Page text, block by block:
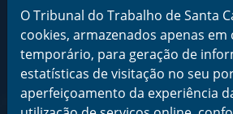
Horário de
De segunda a sexta-feira das 12
Telefone: (48) 3216-
Links Rápidos
O Tribunal do Trabalho de Santa
cookies, armazenados apenas em
temporário, para geração de
estatísticas de visitação no seu
aperfeiçoamento da experiência